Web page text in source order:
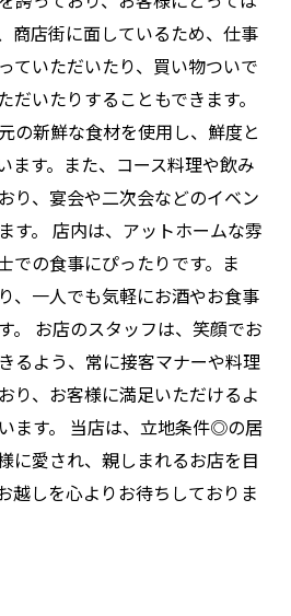
商店街に面しているため、仕事
ていただいたり、買い物ついで
だいたりすることもできます。
の新鮮な食材を使用し、鮮度と
ます。また、コース料理や飲み
り、宴会や二次会などのイベン
す。 店内は、アットホームな雰
での食事にぴったりです。ま
、一人でも気軽にお酒やお食事
。 お店のスタッフは、笑顔でお
るよう、常に接客マナーや料理
り、お客様に満足いただけるよ
ます。 当店は、立地条件◎の居
に愛され、親しまれるお店を目
越しを心よりお待ちしておりま